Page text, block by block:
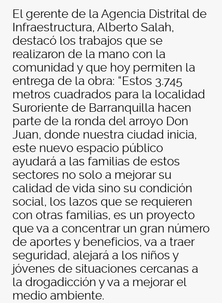
El gerente de la Agencia Distrital de
Infraestructura, Alberto Salah,
destacó los trabajos que se
realizaron de la mano con la
comunidad y que hoy permiten la
entrega de la obra: “Estos 3.745
metros cuadrados para la localidad
Suroriente de Barranquilla hacen
parte de la ronda del arroyo Don
Juan, donde nuestra ciudad inicia,
este nuevo espacio público
ayudará a las familias de estos
sectores no solo a mejorar su
calidad de vida sino su condición
social, los lazos que se requieren
con otras familias, es un proyecto
que va a concentrar un gran número
de aportes y beneficios, va a traer
seguridad, alejará a los niños y
jóvenes de situaciones cercanas a
la drogadicción y va a mejorar el
medio ambiente.